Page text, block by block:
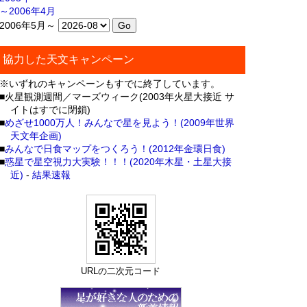
～2006年4月
2006年5月～
協力した天文キャンペーン
※いずれのキャンペーンもすでに終了しています。
■火星観測週間／マーズウィーク(2003年火星大接近 サ
イトはすでに閉鎖)
■めざせ1000万人！みんなで星を見よう！(2009年世界
天文年企画)
■みんなで日食マップをつくろう！(2012年金環日食)
■惑星で星空視力大実験！！！(2020年木星・土星大接
近) -結果速報
URLの二次元コード